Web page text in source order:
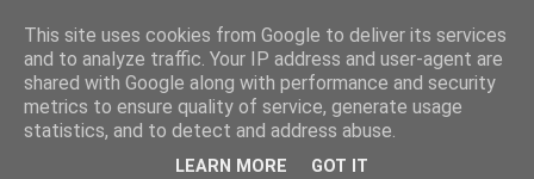
R'n'G Kitchen
This site uses cookies from Google to deliver its services
and to analyze traffic. Your IP address and user-agent are
shared with Google along with performance and security
metrics to ensure quality of service, generate usage
statistics, and to detect and address abuse.
LEARN MORE GOT IT